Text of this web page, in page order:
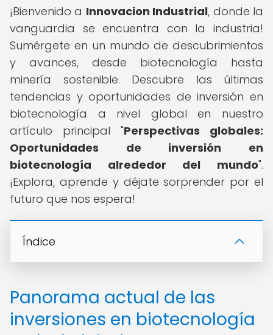
¡Bienvenido a Innovacion Industrial, donde la
vanguardia se encuentra con la industria!
Sumérgete en un mundo de descubrimientos
y avances, desde biotecnología hasta
minería sostenible. Descubre las últimas
tendencias y oportunidades de inversión en
biotecnología a nivel global en nuestro
artículo principal "Perspectivas globales:
Oportunidades de inversión en
biotecnología alrededor del mundo".
¡Explora, aprende y déjate sorprender por el
futuro que nos espera!
Índice
Panorama actual de las
inversiones en biotecnología